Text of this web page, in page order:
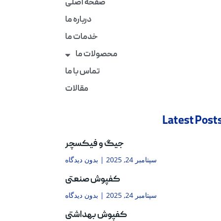
صفحه اصلی
درباره ما
خدمات ما
محصولات ما
تماس با ما
مقالات
Latest
جیگ و فیکسچر
سپتامبر 24, 2025 بدون دیدگاه
کفپوش صنعتی
سپتامبر 24, 2025 بدون دیدگاه
کفپوش بهداشتی